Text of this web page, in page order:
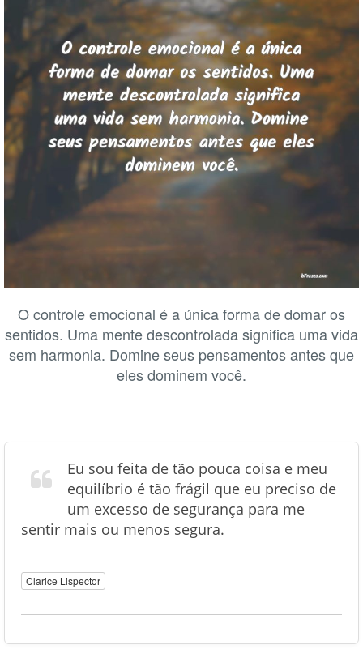
O controle emocional é a única forma de domar os
sentidos. Uma mente descontrolada significa uma vida
sem harmonia. Domine seus pensamentos antes que
eles dominem você.
Eu sou feita de tão pouca coisa e meu
equilíbrio é tão frágil que eu preciso de
um excesso de segurança para me
sentir mais ou menos segura.
Clarice Lispector